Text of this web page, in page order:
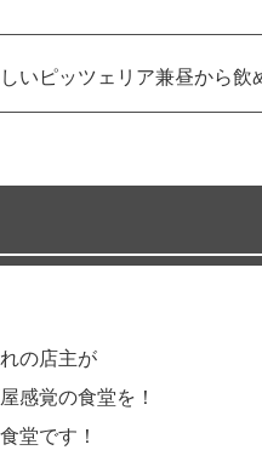
いピッツェリア兼昼から飲
の店主が
感覚の食堂を！
堂です！